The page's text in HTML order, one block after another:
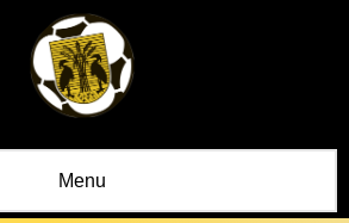
Menu